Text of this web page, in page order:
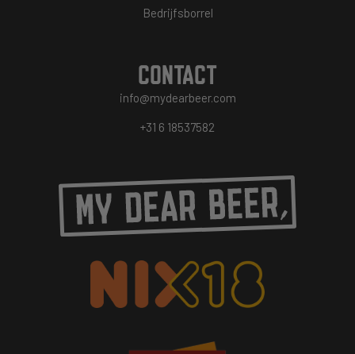
Bedrijfsborrel
CONTACT
info@mydearbeer.com
+31 6 18537582